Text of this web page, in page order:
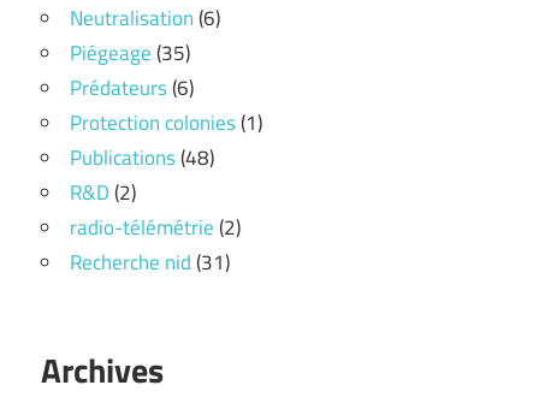
Neutralisation(6)
Piégeage(35)
Prédateurs(6)
Protection colonies(1)
Publications(48)
R&D(2)
radio-télémétrie(2)
Recherche nid(31)
Archives